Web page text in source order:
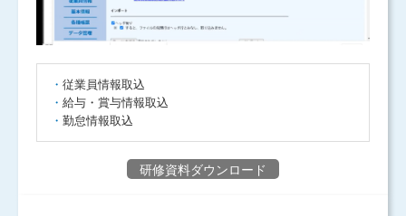
従業員情報取込
給与・賞与情報取込
勤怠情報取込
研修資料ダウンロード